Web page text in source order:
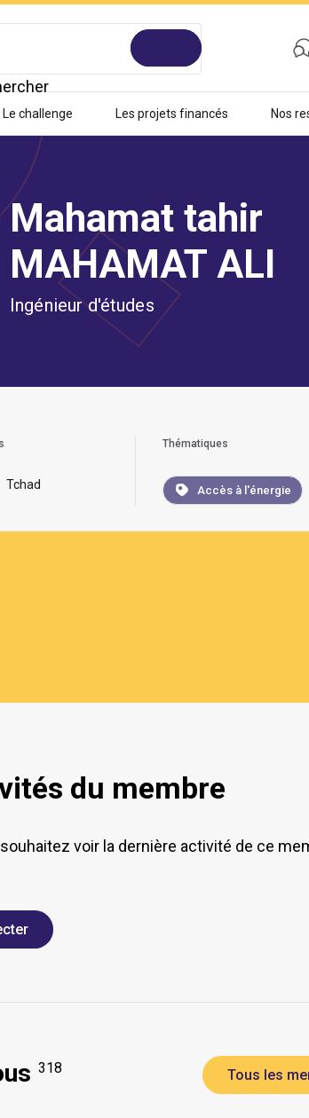
Le challenge Les projets financés Nos
Mahamat tahir
MAHAMAT ALI
Ingénieur d'études
Tchad
Thématiques
Accès à l'énergie
du membre
voir la dernière activité de ce
318 Tous les